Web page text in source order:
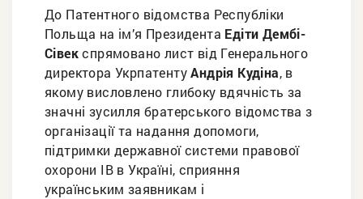
До Патентного відомства Республіки
Польща на ім’я Президента Едіти Дембі-
Сівекспрямовано лист від Генерального
директора УкрпатентуАндрія Кудіна, в
якому висловлено глибоку вдячність за
значні зусилля братерського відомства з
організації та надання допомоги,
підтримки державної системи правової
охорони ІВ в Україні, сприяння
українським заявникам і